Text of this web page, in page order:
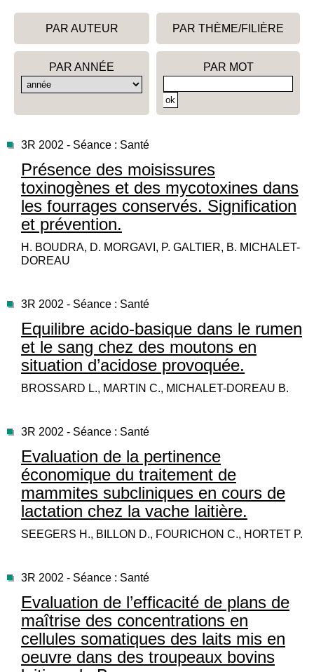
PAR AUTEUR PAR THÈME/FILIÈRE
PAR ANNÉE PAR MOT
3R 2002 - Séance : Santé
Présence des moisissures
toxinogènes et des mycotoxines dans
les fourrages conservés. Signification
et prévention.
H. BOUDRA, D. MORGAVI, P. GALTIER, B. MICHALET-
DOREAU
3R 2002 - Séance : Santé
Equilibre acido-basique dans le rumen
et le sang chez des moutons en
situation d’acidose provoquée.
BROSSARD L., MARTIN C., MICHALET-DOREAU B.
3R 2002 - Séance : Santé
Evaluation de la pertinence
économique du traitement de
mammites subcliniques en cours de
lactation chez la vache laitière.
SEEGERS H., BILLON D., FOURICHON C., HORTET P.
3R 2002 - Séance : Santé
Evaluation de l’efficacité de plans de
maîtrise des concentrations en
cellules somatiques des laits mis en
oeuvre dans des troupeaux bovins